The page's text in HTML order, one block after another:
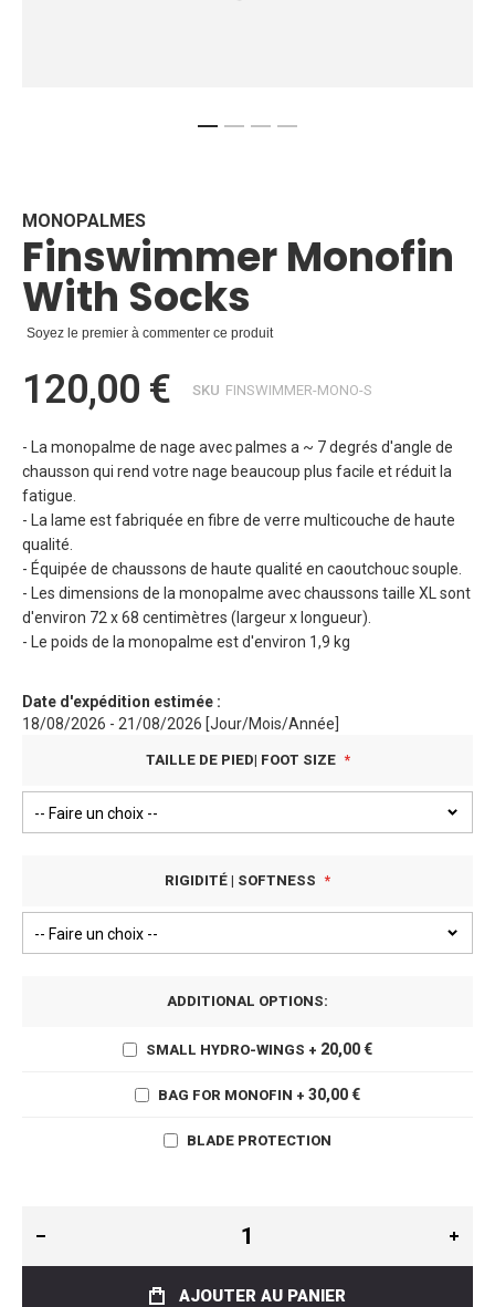
beginning
of
the
images
gallery
MONOPALMES
Finswimmer Monofin
With Socks
Soyez le premier à commenter ce produit
120,00 € SKU FINSWIMMER-MONO-S
- La monopalme de nage avec palmes a ~ 7 degrés d'angle de
chausson qui rend votre nage beaucoup plus facile et réduit la
fatigue.
- La lame est fabriquée en fibre de verre multicouche de haute
qualité.
- Équipée de chaussons de haute qualité en caoutchouc souple.
- Les dimensions de la monopalme avec chaussons taille XL sont
d'environ 72 x 68 centimètres (largeur x longueur).
- Le poids de la monopalme est d'environ 1,9 kg
Date d'expédition estimée :
18/08/2026 - 21/08/2026 [Jour/Mois/Année]
TAILLE DE PIED| FOOT SIZE
RIGIDITÉ | SOFTNESS
ADDITIONAL OPTIONS:
SMALL HYDRO-WINGS + 20,00 €
BAG FOR MONOFIN + 30,00 €
BLADE PROTECTION
AJOUTER AU PANIER